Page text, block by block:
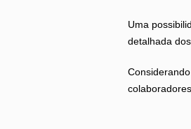
Uma
detalhada
colaboradores.